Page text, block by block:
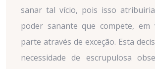
sanar tal vício, pois isso
poder sanante que compete, em
parte através de exceção. Esta
necessidade de escrupulosa